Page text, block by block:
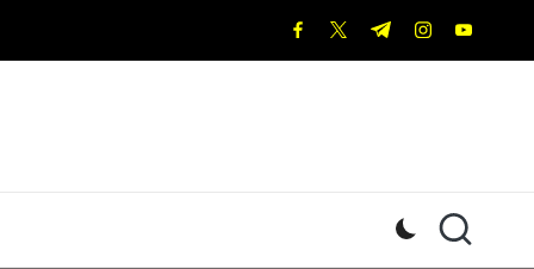
facebook.com
twitter.com
t.me